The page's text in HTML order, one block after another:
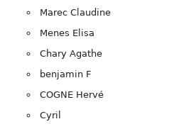
Marec Claudine
Menes Elisa
Chary Agathe
benjamin F
COGNE Hervé
Cyril